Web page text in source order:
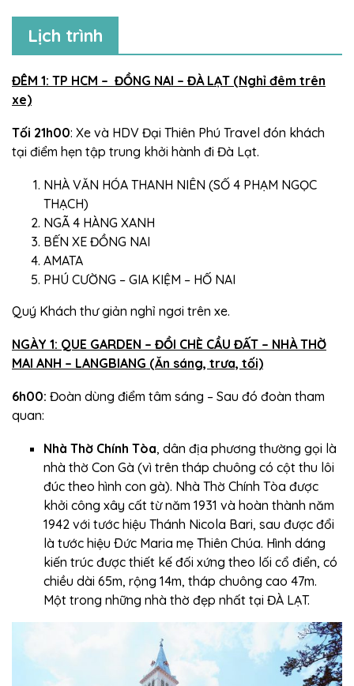
Lịch trình
ĐÊM 1: TP HCM – ĐỒNG NAI – ĐÀ LẠT (Nghỉ đêm trên
xe)
Tối 21h00: Xe và HDV Đại Thiên Phú Travel đón khách
tại điểm hẹn tập trung khởi hành đi Đà Lạt.
NHÀ VĂN HÓA THANH NIÊN (SỐ 4 PHẠM NGỌC
THẠCH)
NGÃ 4 HÀNG XANH
BẾN XE ĐỒNG NAI
AMATA
PHÚ CƯỜNG – GIA KIỆM – HỐ NAI
Quý Khách thư giản nghỉ ngơi trên xe.
NGÀY 1: QUE GARDEN – ĐỒI CHÈ CẦU ĐẤT – NHÀ THỜ
MAI ANH – LANGBIANG (Ăn sáng, trưa, tối)
6h00: Đoàn dùng điểm tâm sáng – Sau đó đoàn tham
quan:
Nhà Thờ Chính Tòa, dân địa phương thường gọi là
nhà thờ Con Gà (vì trên tháp chuông có cột thu lôi
đúc theo hình con gà). Nhà Thờ Chính Tòa được
khởi công xây cất từ năm 1931 và hoàn thành năm
1942 với tước hiệu Thánh Nicola Bari, sau được đổi
là tước hiệu Ðức Maria mẹ Thiên Chúa. Hình dáng
kiến trúc được thiết kế đối xứng theo lối cổ điển, có
chiều dài 65m, rộng 14m, tháp chuông cao 47m.
Một trong những nhà thờ đẹp nhất tại ĐÀ LẠT.